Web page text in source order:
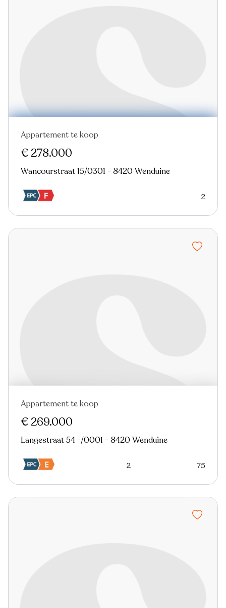
Appartement te koop
€ 278.000
Wancourstraat 15/0301 - 8420 Wenduine
2
Appartement te koop
€ 269.000
Langestraat 54 -/0001 - 8420 Wenduine
2 75